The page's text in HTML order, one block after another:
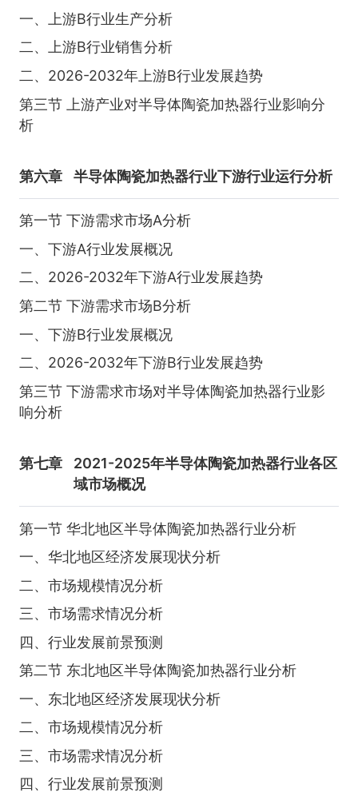
一、上游B行业生产分析
二、上游B行业销售分析
二、2026-2032年上游B行业发展趋势
第三节 上游产业对半导体陶瓷加热器行业影响分
析
第六章 半导体陶瓷加热器行业下游行业运行分析
第一节 下游需求市场A分析
一、下游A行业发展概况
二、2026-2032年下游A行业发展趋势
第二节 下游需求市场B分析
一、下游B行业发展概况
二、2026-2032年下游B行业发展趋势
第三节 下游需求市场对半导体陶瓷加热器行业影
响分析
第七章
2021-2025年半导体陶瓷加热器行业各区
域市场概况
第一节 华北地区半导体陶瓷加热器行业分析
一、华北地区经济发展现状分析
二、市场规模情况分析
三、市场需求情况分析
四、行业发展前景预测
第二节 东北地区半导体陶瓷加热器行业分析
一、东北地区经济发展现状分析
二、市场规模情况分析
三、市场需求情况分析
四、行业发展前景预测